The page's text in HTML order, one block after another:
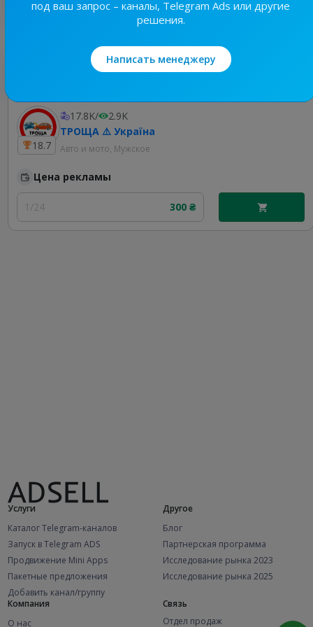
Лучшие по теме
18.7
17.8K/
2.9K
ТРОЩА ⚠️ Україна
Авто и мото, Мужское
Цена рекламы
1/24 300 ₴
Услуги
Каталог Telegram-каналов
Запуск в Telegram ADS
Продвижение Mini Apps
Пакетные предложения
Добавить канал/группу
Другое
Блог
Партнерская программа
Исследование рынка 2023
Исследование рынка 2025
Компания
О нас
Связь
Отдел продаж
под ваш запрос – каналы, Telegram Ads или другие
решения.
Написать менеджеру